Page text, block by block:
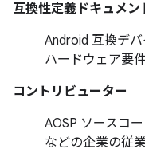
互換性定義ドキュメン
Android 互換デ
ハードウェア要
コントリビューター
AOSP ソースコ
などの企業の従